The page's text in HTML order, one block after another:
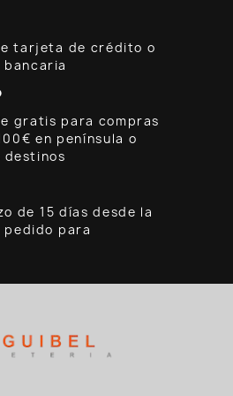
tarjeta de crédito o
gratis para compras
en península o
destinos
de 15 días desde la
para